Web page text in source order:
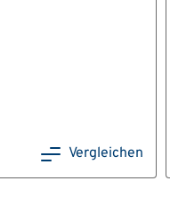
Vergleichen